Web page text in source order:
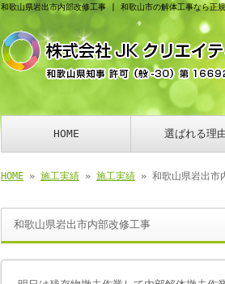
和歌山県岩出市内部改修工事 | 和歌山市の解体工事なら正規
HOME 選ばれる理
HOME » 施工実績 » 施工実績 » 和歌山県岩出市
和歌山県岩出市内部改修工事